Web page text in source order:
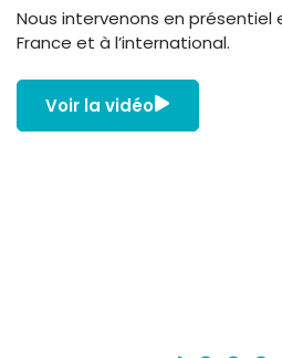
Nous intervenons en
France et à l’international.
Voir la vidéo